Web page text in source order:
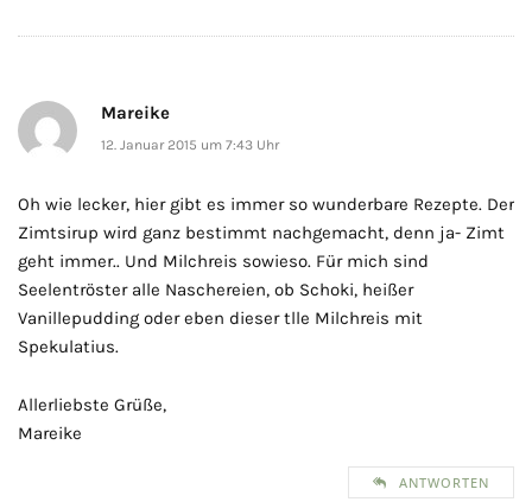
Mareike
12. Januar 2015 um 7:43 Uhr
Oh wie lecker, hier gibt es immer so wunderbare Rezepte. Der
Zimtsirup wird ganz bestimmt nachgemacht, denn ja- Zimt
geht immer.. Und Milchreis sowieso. Für mich sind
Seelentröster alle Naschereien, ob Schoki, heißer
Vanillepudding oder eben dieser tlle Milchreis mit
Spekulatius.
Allerliebste Grüße,
Mareike
ANTWORTEN